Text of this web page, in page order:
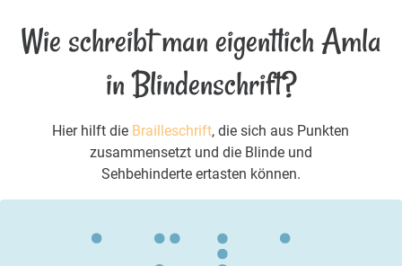
Wie schreibt man eigentlich Amla
in Blindenschrift?
Hier hilft die Brailleschrift, die sich aus Punkten
zusammensetzt und die Blinde und
Sehbehinderte ertasten können.